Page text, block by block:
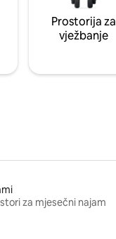
Prostorija za
vježbanje
za mjesečni najam